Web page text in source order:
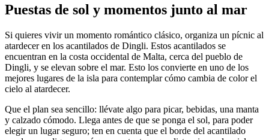
Puestas de sol y momentos junto al mar
Si quieres vivir un momento romántico clásico, organiza un pícnic al
atardecer en los acantilados de Dingli. Estos acantilados se
encuentran en la costa occidental de Malta, cerca del pueblo de
Dingli, y se elevan sobre el mar. Esto los convierte en uno de los
mejores lugares de la isla para contemplar cómo cambia de color el
cielo al atardecer.
Que el plan sea sencillo: llévate algo para picar, bebidas, una manta
y calzado cómodo. Llega antes de que se ponga el sol, para poder
elegir un lugar seguro; ten en cuenta que el borde del acantilado